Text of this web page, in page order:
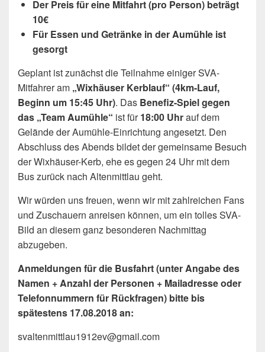
Der Preis für eine Mitfahrt (pro Person) beträgt
10€
Für Essen und Getränke in der Aumühle ist
gesorgt
Geplant ist zunächst die Teilnahme einiger SVA-
Mitfahrer am „Wixhäuser Kerblauf“ (4km-Lauf,
Beginn um 15:45 Uhr). Das Benefiz-Spiel gegen
das „Team Aumühle“ ist für18:00 Uhrauf dem
Gelände der Aumühle-Einrichtung angesetzt. Den
Abschluss des Abends bildet der gemeinsame Besuch
der Wixhäuser-Kerb, ehe es gegen 24 Uhr mit dem
Bus zurück nach Altenmittlau geht.
Wir würden uns freuen, wenn wir mit zahlreichen Fans
und Zuschauern anreisen können, um ein tolles SVA-
Bild an diesem ganz besonderen Nachmittag
abzugeben.
Anmeldungen für die Busfahrt (unter Angabe des
Namen + Anzahl der Personen + Mailadresse oder
Telefonnummern für Rückfragen) bitte bis
spätestens 17.08.2018 an:
svaltenmittlau1912ev@gmail.com